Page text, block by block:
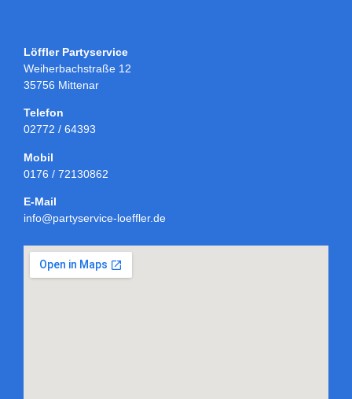
Löffler Partyservice
Weiherbachstraße 12
35756 Mittenar
Telefon
02772 / 64393
Mobil
0176 / 72130862
E-Mail
info@partyservice-loeffler.de